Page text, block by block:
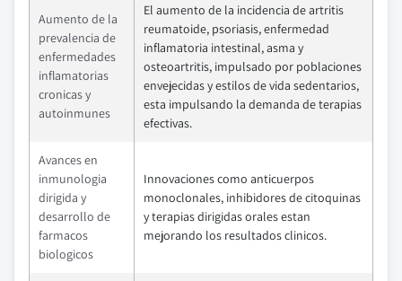
Aumento de la
prevalencia de
enfermedades
inflamatorias
cronicas y
autoinmunes
El aumento de la incidencia de artritis
reumatoide, psoriasis, enfermedad
inflamatoria intestinal, asma y
osteoartritis, impulsado por poblaciones
envejecidas y estilos de vida sedentarios,
esta impulsando la demanda de terapias
efectivas.
Avances en
inmunologia
dirigida y
desarrollo de
farmacos
biologicos
Innovaciones como anticuerpos
monoclonales, inhibidores de citoquinas
y terapias dirigidas orales estan
mejorando los resultados clinicos.